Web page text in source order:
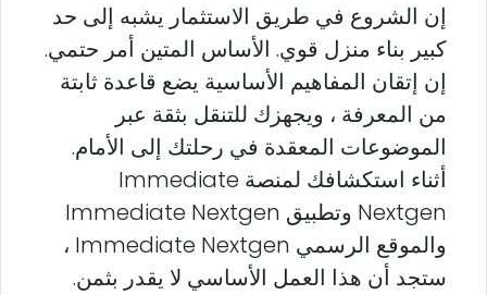
إن الشروع في طريق الاستثمار يشبه إلى حد
كبير بناء منزل قوي. الأساس المتين أمر حتمي.
إن إتقان المفاهيم الأساسية يضع قاعدة ثابتة
من المعرفة ، ويجهزك للتنقل بثقة عبر
الموضوعات المعقدة في رحلتك إلى الأمام.
أثناء استكشافك لمنصة Immediate
Nextgen وتطبيق Immediate Nextgen
والموقع الرسمي Immediate Nextgen ،
ستجد أن هذا العمل الأساسي لا يقدر بثمن.